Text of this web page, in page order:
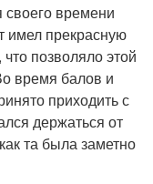
времени
имел прекрасную
позволяло этой
время балов и
приходить с
держаться от
та была заметно